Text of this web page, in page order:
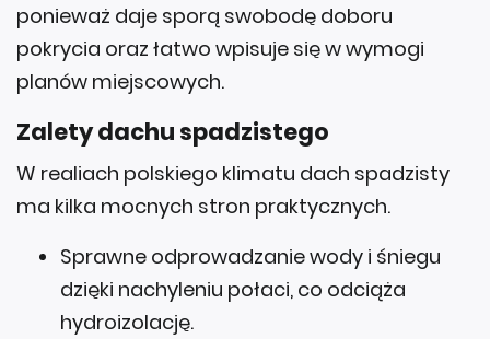
ponieważ daje sporą swobodę doboru
pokrycia oraz łatwo wpisuje się w wymogi
planów miejscowych.
Zalety dachu spadzistego
W realiach polskiego klimatu dach spadzisty
ma kilka mocnych stron praktycznych.
Sprawne odprowadzanie wody i śniegu
dzięki nachyleniu połaci, co odciąża
hydroizolację.